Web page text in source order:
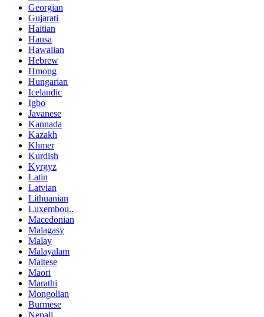
Georgian
Gujarati
Haitian
Hausa
Hawaiian
Hebrew
Hmong
Hungarian
Icelandic
Igbo
Javanese
Kannada
Kazakh
Khmer
Kurdish
Kyrgyz
Latin
Latvian
Lithuanian
Luxembou..
Macedonian
Malagasy
Malay
Malayalam
Maltese
Maori
Marathi
Mongolian
Burmese
Nepali